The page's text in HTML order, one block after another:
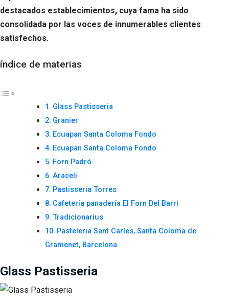
destacados establecimientos, cuya fama ha sido
consolidada por las voces de innumerables clientes
satisfechos.
índice de materias
Glass Pastisseria
Granier
Ecuapan Santa Coloma Fondo
Ecuapan Santa Coloma Fondo
Forn Padró
Araceli
Pastisseria Torres
Cafetería panadería El Forn Del Barri
Tradicionarius
Pasteleria Sant Carles, Santa Coloma de
Gramenet, Barcelona
Glass Pastisseria